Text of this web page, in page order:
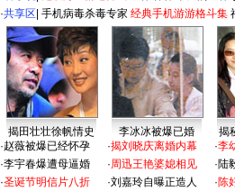
·共享区 手机病毒杀毒专家 经典手机游游格斗集
揭田壮壮徐帆情史 李冰冰被爆已婚
揭
·赵薇被爆已经怀孕
·李宇春爆遭母逼婚
·圣诞节明信片八折
·揭刘晓庆离婚内幕
·周迅王艳婆媳相见
·刘嘉玲自曝正造人
·李
·陆
·陈